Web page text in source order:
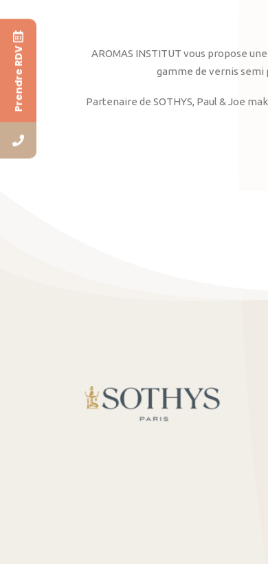
AROMAS INSTITUT vous propose
gamme de vernis semi
Partenaire de SOTHYS, Paul & Joe
Prendre RDV